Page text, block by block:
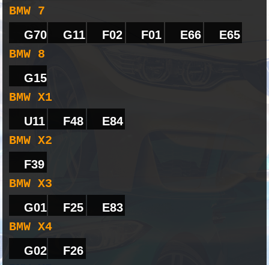
BMW 7
G70 G11 F02 F01 E66 E65
BMW 8
G15
BMW X1
U11 F48 E84
BMW X2
F39
BMW X3
G01 F25 E83
BMW X4
G02 F26